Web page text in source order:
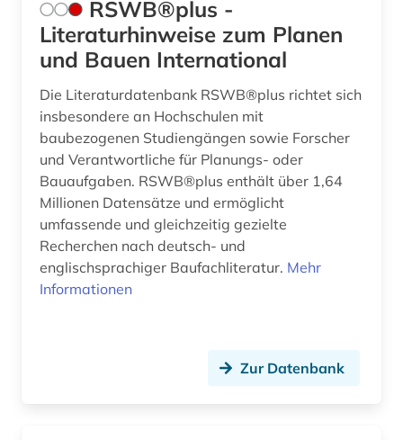
verwaltungsprozessrecht (1)
verwaltungswissenschaft (6)
wohneigentum (1)
wohnungswesen (3)
zeitschrift (1)
zivilrecht (1)
RSWB®plus -
Literaturhinweise zum Planen
und Bauen International
Die Literaturdatenbank RSWB®plus richtet sich
insbesondere an Hochschulen mit
baubezogenen Studiengängen sowie Forscher
und Verantwortliche für Planungs- oder
Bauaufgaben. RSWB®plus enthält über 1,64
Millionen Datensätze und ermöglicht
umfassende und gleichzeitig gezielte
Recherchen nach deutsch- und
englischsprachiger Baufachliteratur. Mehr
Informationen
Zur Datenbank